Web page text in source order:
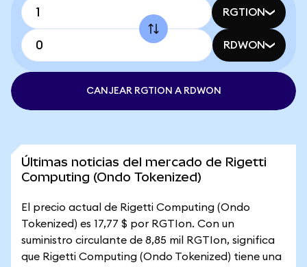
RGTION
RDWON
CANJEAR RGTION A RDWON
Últimas noticias del mercado de Rigetti
Computing (Ondo Tokenized)
El precio actual de Rigetti Computing (Ondo
Tokenized) es 17,77 $ por RGTIon. Con un
suministro circulante de 8,85 mil RGTIon, significa
que Rigetti Computing (Ondo Tokenized) tiene una